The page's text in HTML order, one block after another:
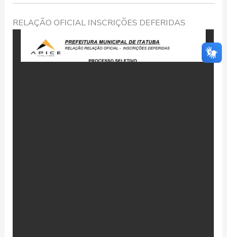
RELAÇÃO OFICIAL INSCRIÇÕES DEFERIDAS